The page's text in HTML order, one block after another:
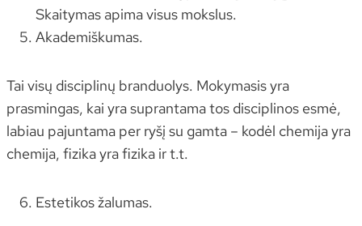
Skaitymas apima visus mokslus.
Akademiškumas.
Tai visų disciplinų branduolys. Mokymasis yra
prasmingas, kai yra suprantama tos disciplinos esmė,
labiau pajuntama per ryšį su gamta – kodėl chemija yra
chemija, fizika yra fizika ir t.t.
Estetikos žalumas.